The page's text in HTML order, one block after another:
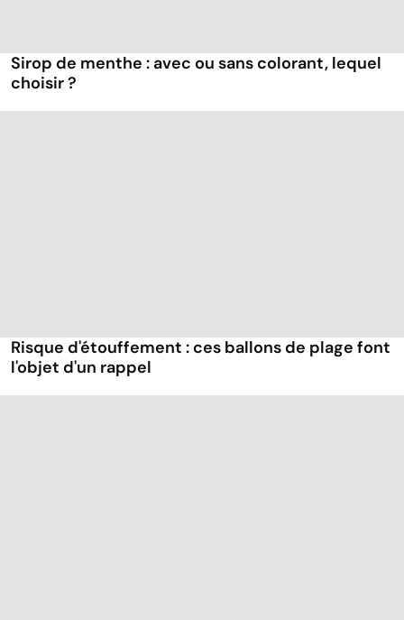
Sirop de menthe : avec ou sans colorant, lequel
choisir ?
Risque d'étouffement : ces ballons de plage font
l'objet d'un rappel